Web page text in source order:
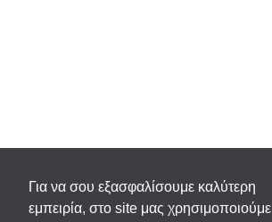
Για να σου εξασφαλίσουμε καλύτερη
εμπειρία, στο site μας χρησιμοποιούμε